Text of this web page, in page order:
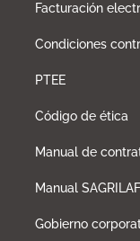
Facturación
Condiciones
PTEE
Código de ética
Manual de
Manual
Gobierno